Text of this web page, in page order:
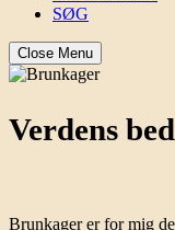
SØG
Close Menu
Verdens
Brunkager er for mig